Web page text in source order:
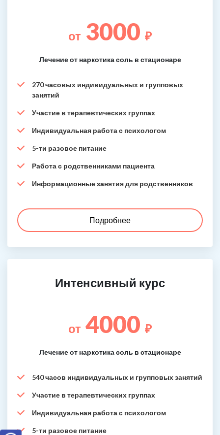
от 3000 ₽
Лечение от наркотика соль в стационаре
270 часовых индивидуальных и групповых
занятий
Участие в терапевтических группах
Индивидуальная работа с психологом
5-ти разовое питание
Работа с родственниками пациента
Информационные занятия для родственников
Подробнее
Интенсивный курс
от 4000 ₽
Лечение от наркотика соль в стационаре
540 часов индивидуальных и групповых занятий
Участие в терапевтических группах
Индивидуальная работа с психологом
5-ти разовое питание